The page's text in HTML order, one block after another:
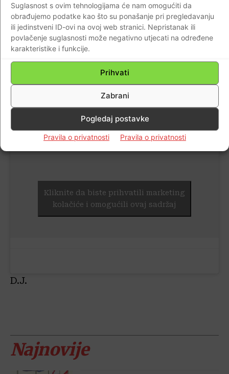
Suglasnost s ovim tehnologijama će nam omogućiti da
obrađujemo podatke kao što su ponašanje pri pregledavanju
ili jedinstveni ID-ovi na ovoj web stranici. Nepristanak ili
povlačenje suglasnosti može negativno utjecati na određene
karakteristike i funkcije.
Prihvati
Zabrani
Pogledaj postavke
Pravila o privatnosti Pravila o privatnosti
Hrvatska je tako EP u Hamaru okončala s dvije
medalje obje bronce. Ranije ovoga tjedna Maričić je
osvojio broncu u pojedinačnom natjecanju zračne
puške.
Hrvatski streljački savez čestitao je našim
dečkima na osvojenoj medalji
Kliknite da biste prihvatili marketing
kolačiće i omogućili ovaj sadržaj
D.J.
Najnovije